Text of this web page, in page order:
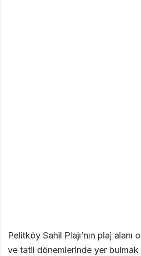
Pelitköy Sahil Plajı’nın plaj
ve tatil dönemlerinde yer